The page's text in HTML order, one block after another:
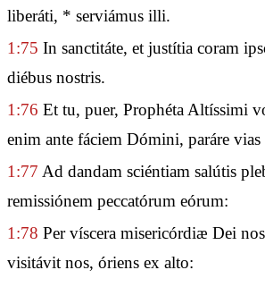
liberáti, * serviámus illi.
1:75 In sanctitáte, et justítia coram
diébus nostris.
1:76 Et tu, puer, Prophéta Altíssimi
enim ante fáciem Dómini, paráre vias
1:77 Ad dandam sciéntiam salútis
remissiónem peccatórum eórum:
1:78 Per víscera misericórdiæ Dei
visitávit nos, óriens ex alto: